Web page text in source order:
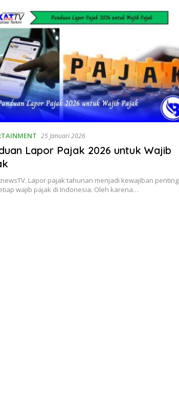
25 Januari 2026
Lapor Pajak 2026 untuk Wajib
Lapor pajak tahunan menjadi kewajiban penting
wajib pajak di Indonesia. Oleh karena…